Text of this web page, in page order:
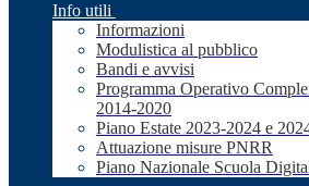
Info utili
Informazioni
Modulistica al pubblico
Bandi e avvisi
Programma Operativo
2014-2020
Piano Estate 2023-2024 e
Attuazione misure PNRR
Piano Nazionale Scuola